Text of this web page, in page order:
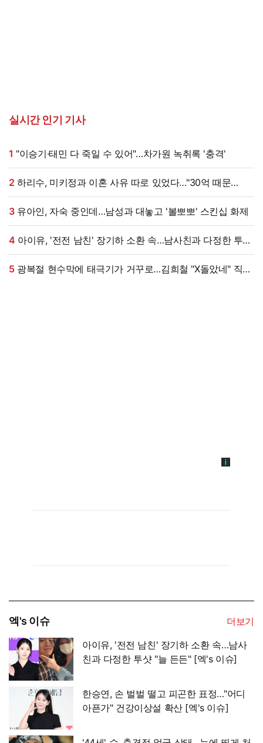
실시간 인기 기사
1 "이승기·태민 다 죽일 수 있어"…차가원 녹취록 '충격'
2 하리수, 미키정과 이혼 사유 따로 있었다…"30억 때문
아냐"
3 유아인, 자숙 중인데…남성과 대놓고 '볼뽀뽀' 스킨십 화제
4
"늘 든든" [엑's 이슈]
5광복절 현수막에 태극기가 거꾸로…김희철 "X돌았네" 직접
엑's 이슈
더보기
아이유, '전전 남친' 장기하 소환 속…남사
친과 다정한 투샷 "늘 든든" [엑's 이슈]
한승연, 손 벌벌 떨고 피곤한 표정…"어디
아픈가" 건강이상설 확산 [엑's 이슈]